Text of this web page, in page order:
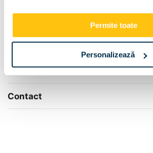
Permite toate
Personalizează
Info Center
Livrare
Contact